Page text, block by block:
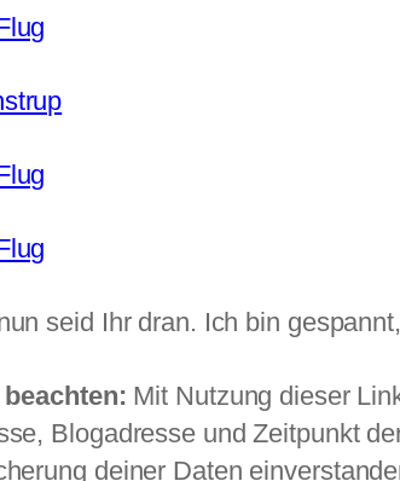
seid Ihr dran. Ich bin
Mit Nutzung dieser
Blogadresse und Zeitpunkt
deiner Daten